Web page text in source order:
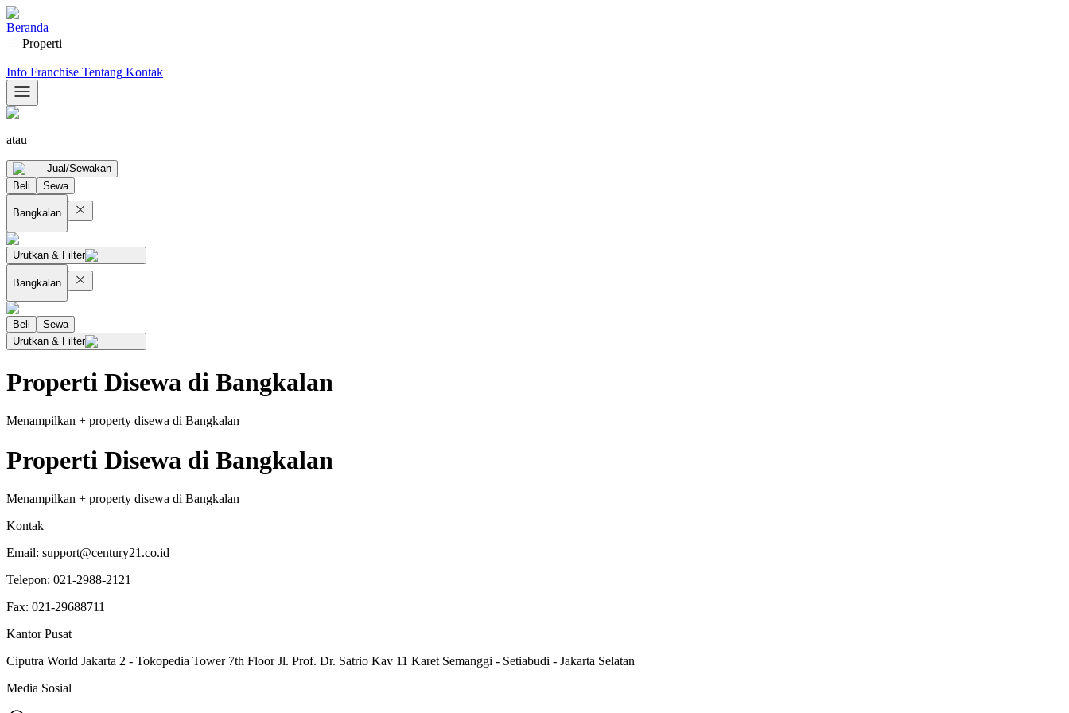
Beranda
Properti
Info Franchise Tentang Kontak
atau
Jual/Sewakan
Beli
Sewa
Bangkalan
Urutkan & Filter
Bangkalan
Beli
Sewa
Urutkan & Filter
Properti Disewa di Bangkalan
Menampilkan + property disewa di Bangkalan
Properti Disewa di Bangkalan
Menampilkan + property disewa di Bangkalan
Kontak
Email: support@century21.co.id
Telepon: 021-2988-2121
Fax: 021-29688711
Kantor Pusat
Ciputra World Jakarta 2 - Tokopedia Tower 7th Floor Jl. Prof. Dr. Satrio Kav 11 Karet Semanggi - Setiabudi - Jakarta Selatan
Media Sosial